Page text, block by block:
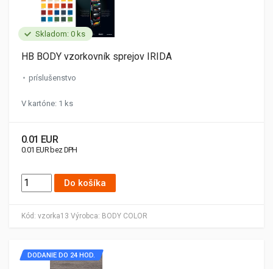
Skladom: 0 ks
Kód: vzorka13 Výrobca: BODY COLOR
HB BODY vzorkovník sprejov IRIDA
príslušenstvo
V kartóne: 1 ks
0.01 EUR
0.01 EUR bez DPH
Do košíka
DODANIE DO 24 HOD.